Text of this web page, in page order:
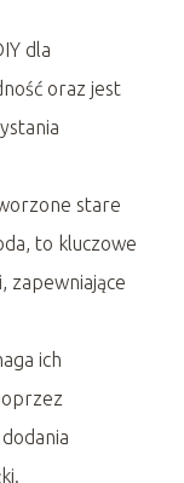
dla
oraz jest
stare
to kluczowe
zapewniające
ich